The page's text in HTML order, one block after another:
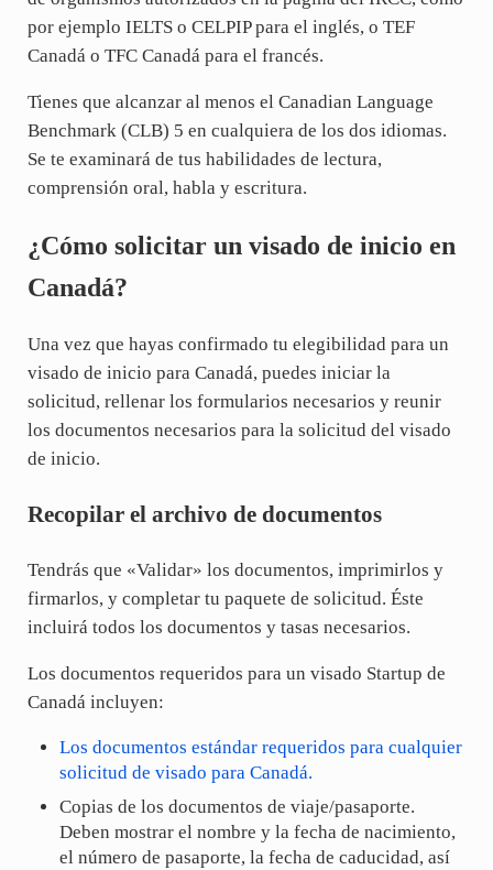
por ejemplo IELTS o CELPIP para el inglés, o TEF
Canadá o TFC Canadá para el francés.
Tienes que alcanzar al menos el Canadian Language
Benchmark (CLB) 5 en cualquiera de los dos idiomas.
Se te examinará de tus habilidades de lectura,
comprensión oral, habla y escritura.
¿Cómo solicitar un visado de inicio en
Canadá?
Una vez que hayas confirmado tu elegibilidad para un
visado de inicio para Canadá, puedes iniciar la
solicitud, rellenar los formularios necesarios y reunir
los documentos necesarios para la solicitud del visado
de inicio.
Recopilar el archivo de documentos
Tendrás que «Validar» los documentos, imprimirlos y
firmarlos, y completar tu paquete de solicitud. Éste
incluirá todos los documentos y tasas necesarios.
Los documentos requeridos para un visado Startup de
Canadá incluyen:
Los documentos estándar requeridos para cualquier
solicitud de visado para Canadá.
Copias de los documentos de viaje/pasaporte.
Deben mostrar el nombre y la fecha de nacimiento,
el número de pasaporte, la fecha de caducidad, así